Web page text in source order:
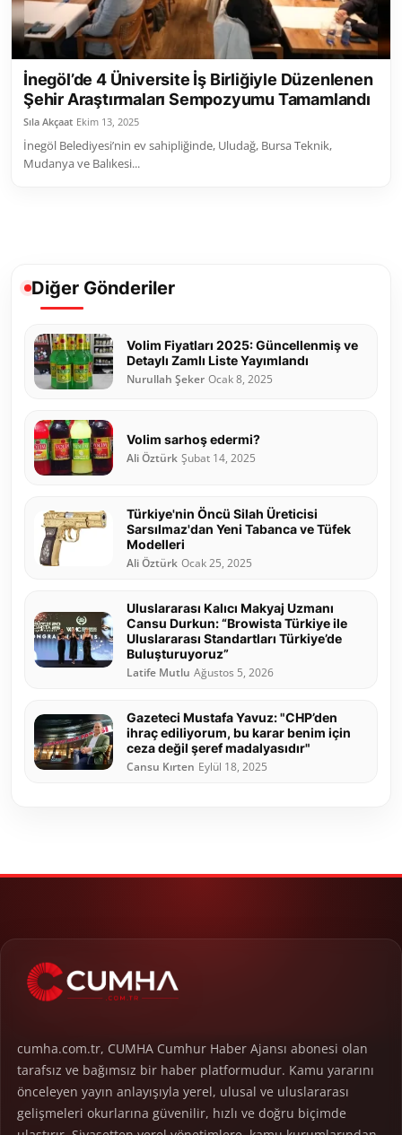
İnegöl’de 4 Üniversite İş Birliğiyle Düzenlenen
Şehir Araştırmaları Sempozyumu Tamamlandı
Sıla Akçaat Ekim 13, 2025
İnegöl Belediyesi’nin ev sahipliğinde, Uludağ, Bursa Teknik,
Mudanya ve Balıkesi...
Diğer Gönderiler
Volim Fiyatları 2025: Güncellenmiş ve
Detaylı Zamlı Liste Yayımlandı
Nurullah Şeker Ocak 8, 2025
Volim sarhoş edermi?
Ali Öztürk Şubat 14, 2025
Türkiye'nin Öncü Silah Üreticisi
Sarsılmaz'dan Yeni Tabanca ve Tüfek
Modelleri
Ali Öztürk Ocak 25, 2025
Uluslararası Kalıcı Makyaj Uzmanı
Cansu Durkun: “Browista Türkiye ile
Uluslararası Standartları Türkiye’de
Buluşturuyoruz”
Latife Mutlu Ağustos 5, 2026
Gazeteci Mustafa Yavuz: "CHP’den
ihraç ediliyorum, bu karar benim için
ceza değil şeref madalyasıdır"
Cansu Kırten Eylül 18, 2025
cumha.com.tr, CUMHA Cumhur Haber Ajansı abonesi olan
tarafsız ve bağımsız bir haber platformudur. Kamu yararını
önceleyen yayın anlayışıyla yerel, ulusal ve uluslararası
gelişmeleri okurlarına güvenilir, hızlı ve doğru biçimde